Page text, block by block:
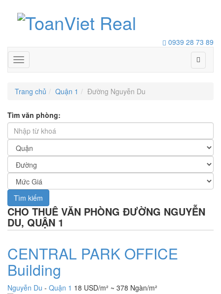
0939 28 73 89
Toggle
navigation
Trang chủ Quận 1 Đường Nguyễn Du
Tìm văn phòng:
Tìm kiếm
CHO THUÊ VĂN PHÒNG ĐƯỜNG NGUYỄN
DU, QUẬN 1
CENTRAL PARK OFFICE
Building
Nguyễn Du - Quận 1 18 USD/m² ~ 378 Ngàn/m²